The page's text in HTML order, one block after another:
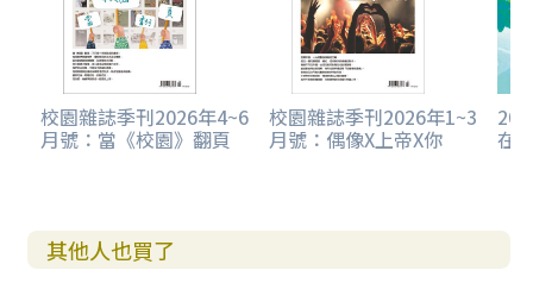
校園雜誌季刊2026年4~6
月號：當《校園》翻頁
校園雜誌季刊2026年1~3
月號：偶像X上帝X你 在
其他人也買了